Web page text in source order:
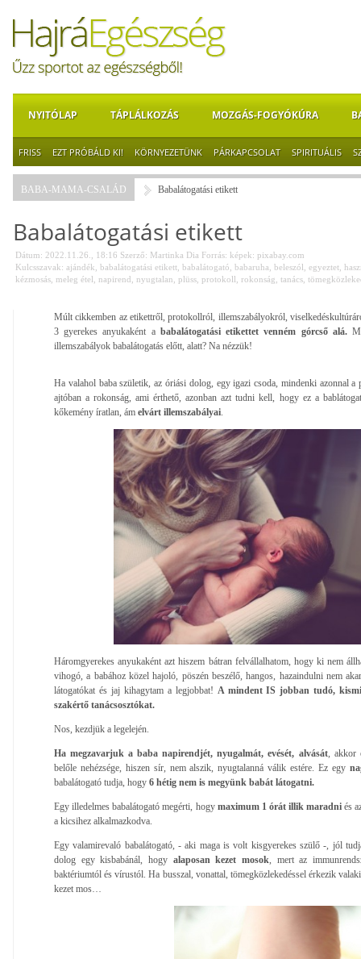
NYITÓLAP TÁPLÁLKOZÁS MOZGÁS-FOGYÓKÚRA
FRISS EZT PRÓBÁLD KI! KÖRNYEZETÜNK PÁRKAPCSOLAT SPIRITUÁLIS
BABA-MAMA-CSALÁD Babalátogatási etikett
Babalátogatási etikett
Dátum: 2022.11.26., 18:16 Szerző: Martinka Dia Forrás: képek: pixabay.com
Kulcsszavak: ajándék babalátogatási etikett babalátogató babaruha beleszól egyeztet
kézmosás meleg étel napirend nyugtalan plüss protokoll rokonság tanács
Múlt cikkemben az etikettről, protokollról, illemszabályokról,
3 gyerekes anyukaként a babalátogatási etikettet venném górcső alá.
illemszabályok babalátogatás előtt, alatt? Na nézzük!
Ha valahol baba születik, az óriási dolog, egy igazi csoda, mindenki azonnal a
ajtóban a rokonság, ami érthető, azonban azt tudni kell, hogy ez a
kőkemény íratlan, ám elvárt illemszabályai
Háromgyerekes anyukaként azt hiszem bátran felvállalhatom, hogy ki nem
vihogó, a babához közel hajoló, pöszén beszélő, hangos, hazaindulni nem
látogatókat és jaj kihagytam a legjobbat! A mindent IS jobban tudó,
szakértő tanácsosztókat.
Nos, kezdjük a legelején.
Ha megzavarjuk a baba napirendjét, nyugalmát, evését, alvását, akkor
belőle nehézsége, hiszen sír, nem alszik, nyugtalanná válik estére. Ez egy
babalátogató tudja, hogy 6 hétig nem is megyünk babát látogatni.
Egy illedelmes babalátogató megérti, hogymaximum 1 órát illik maradniés
a kicsihez alkalmazkodva.
Egy valamirevaló babalátogató, - aki maga is volt kisgyerekes szülő -, jól
dolog egy kisbabánál, hogyalaposan kezet mosok , mert az
baktériumtól és vírustól. Ha busszal, vonattal, tömegközlekedéssel érkezik
kezet mos…